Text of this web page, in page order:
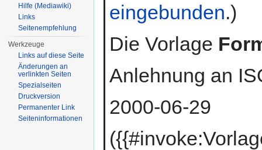
eingebunden.)
Die Vorlage
Anlehnung an
2000-06-29
Hilfe (Mediawiki)
Links
Seitenempfehlung
Werkzeuge
Links auf diese Seite
Änderungen an
verlinkten Seiten
Spezialseiten
Druckversion
Permanenter Link
Seiteninformationen